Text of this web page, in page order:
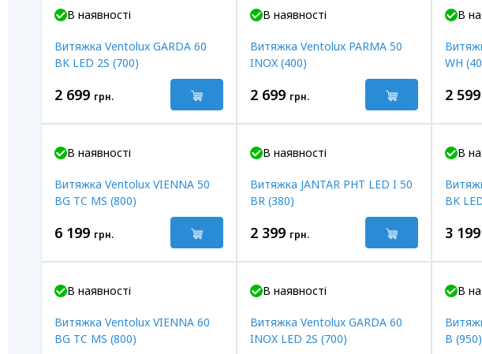
В наявності
Витяжка Ventolux GARDA 60
BK LED 2S (700)
2 699 грн.
В наявності
Витяжка Ventolux PARMA 50
INOX (400)
2 699 грн.
В
WH
2 599
В наявності
Витяжка Ventolux VIENNA 50
BG TC MS (800)
6 199 грн.
В наявності
Витяжка JANTAR PHT LED I 50
BR (380)
2 399 грн.
В
BK
3 199
В наявності
Витяжка Ventolux VIENNA 60
BG TC MS (800)
В наявності
Витяжка Ventolux GARDA 60
INOX LED 2S (700)
В
B (950)